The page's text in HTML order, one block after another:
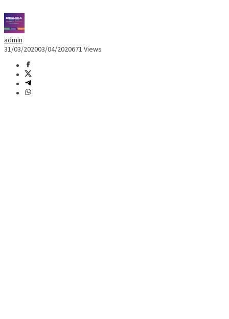
admin
31/03/202003/04/2020671 Views